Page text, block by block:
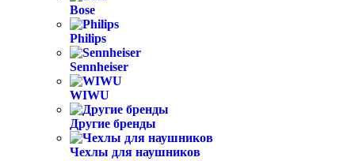
Bose
Philips
Sennheiser
WIWU
Другие бренды
Чехлы для наушников